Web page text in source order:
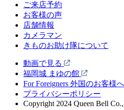
ご来店予約
お客様の声
店舗情報
カメラマン
きものお助け隊について
動画で見る
福岡城 まゆの館
For Foreigners 外国のお客様へ
プライバシーポリシー
Copyright 2024 Queen Bell